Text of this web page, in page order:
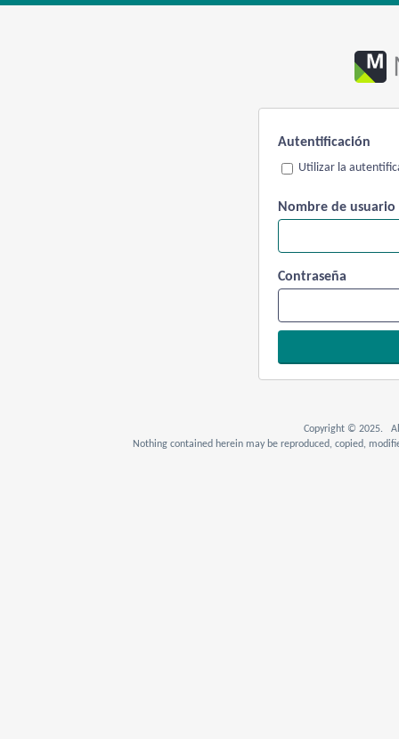
Autentificación
Utilizar la
Nombre de usuario
Contraseña
Copyright © 2025. All
Nothing contained herein may be reproduced, copied,